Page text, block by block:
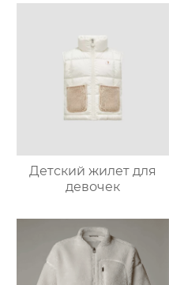
Детский жилет для
девочек